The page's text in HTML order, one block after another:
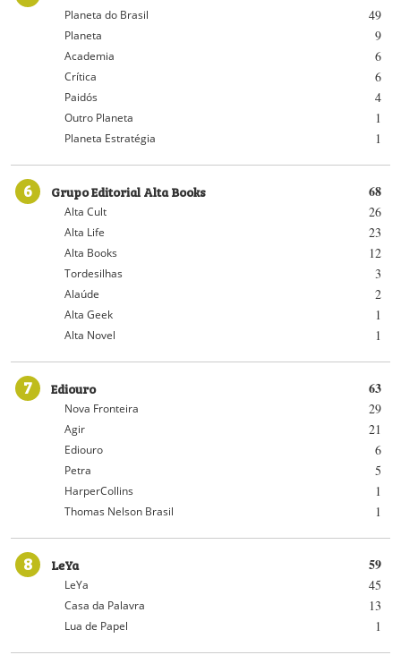
49
Planeta do Brasil
9
Planeta
6
Academia
6
Crítica
4
Paidós
1
Outro Planeta
1
Planeta Estratégia
6 68
Grupo Editorial Alta Books
26
Alta Cult
23
Alta Life
12
Alta Books
3
Tordesilhas
2
Alaúde
1
Alta Geek
1
Alta Novel
7 63
Ediouro
29
Nova Fronteira
21
Agir
6
Ediouro
5
Petra
1
HarperCollins
1
Thomas Nelson Brasil
8 59
LeYa
45
LeYa
13
Casa da Palavra
1
Lua de Papel